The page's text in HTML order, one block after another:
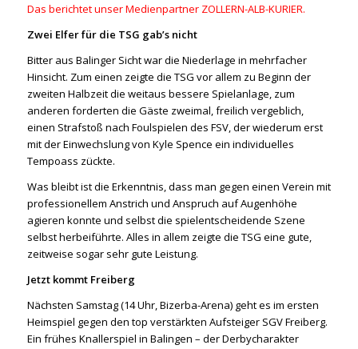
Das berichtet unser Medienpartner ZOLLERN-ALB-KURIER.
Zwei Elfer für die TSG gab’s nicht
Bitter aus Balinger Sicht war die Niederlage in mehrfacher
Hinsicht. Zum einen zeigte die TSG vor allem zu Beginn der
zweiten Halbzeit die weitaus bessere Spielanlage, zum
anderen forderten die Gäste zweimal, freilich vergeblich,
einen Strafstoß nach Foulspielen des FSV, der wiederum erst
mit der Einwechslung von Kyle Spence ein individuelles
Tempoass zückte.
Was bleibt ist die Erkenntnis, dass man gegen einen Verein mit
professionellem Anstrich und Anspruch auf Augenhöhe
agieren konnte und selbst die spielentscheidende Szene
selbst herbeiführte. Alles in allem zeigte die TSG eine gute,
zeitweise sogar sehr gute Leistung.
Jetzt kommt Freiberg
Nächsten Samstag (14 Uhr, Bizerba-Arena) geht es im ersten
Heimspiel gegen den top verstärkten Aufsteiger SGV Freiberg.
Ein frühes Knallerspiel in Balingen – der Derbycharakter